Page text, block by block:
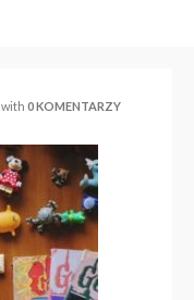
with 0 KOMENTARZY